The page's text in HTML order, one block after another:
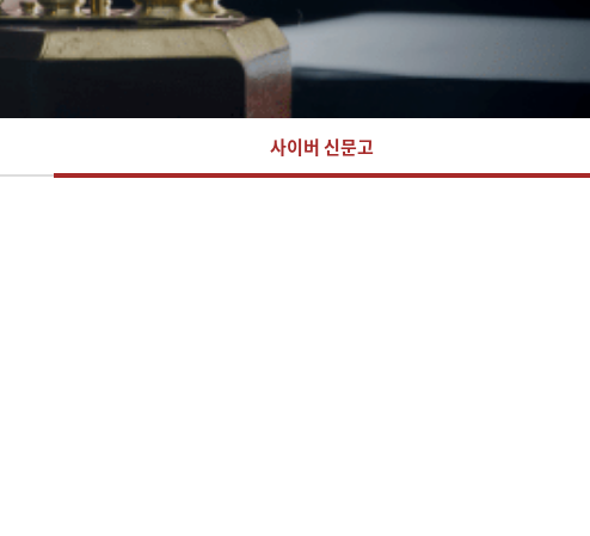
사이버 신문고